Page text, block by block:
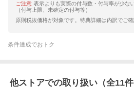
ご注意 表示よりも実際の付与数・付与率が少な
（付与上限、未確定の付与等）
原則税抜価格が対象です。特典詳細は内訳でご確
条件達成でおトク
他ストアでの取り扱い（全11件